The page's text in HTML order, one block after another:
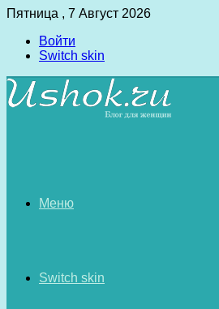
Пятница , 7 Август 2026
Войти
Switch skin
Меню
Switch skin